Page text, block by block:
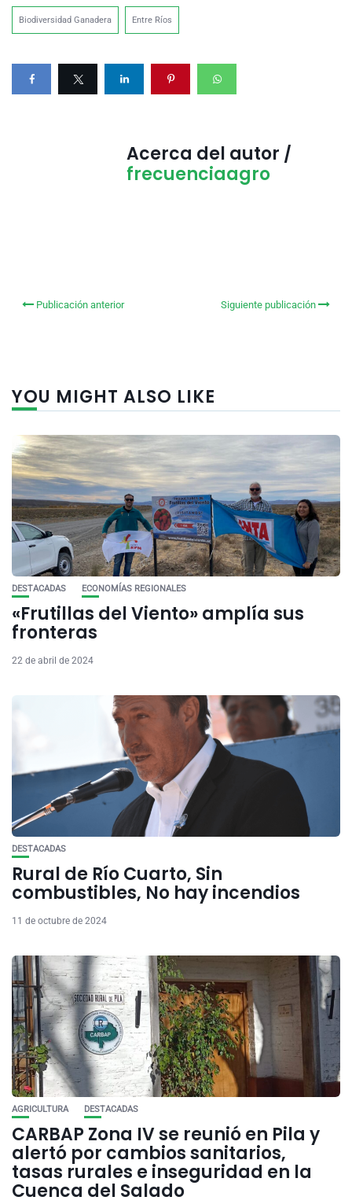
Biodiversidad Ganadera Entre Ríos
Acerca del autor /
frecuenciaagro
Publicación anterior Siguiente publicación
YOU MIGHT ALSO LIKE
DESTACADAS ECONOMÍAS REGIONALES
«Frutillas del Viento» amplía sus
fronteras
22 de abril de 2024
DESTACADAS
Rural de Río Cuarto, Sin
combustibles, No hay incendios
11 de octubre de 2024
AGRICULTURA DESTACADAS
CARBAP Zona IV se reunió en Pila y
alertó por cambios sanitarios,
tasas rurales e inseguridad en la
Cuenca del Salado